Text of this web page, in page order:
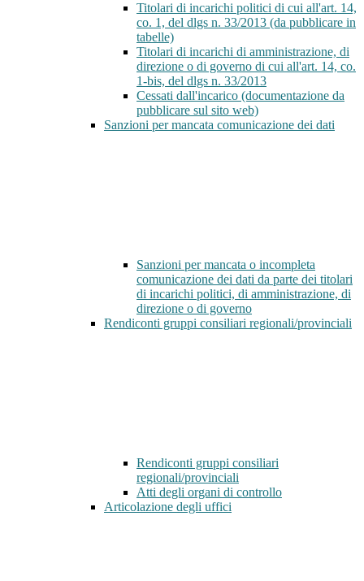
Titolari di incarichi politici di cui all'art. 14,
co. 1, del dlgs n. 33/2013 (da pubblicare in
tabelle)
Titolari di incarichi di amministrazione, di
direzione o di governo di cui all'art. 14, co.
1-bis, del dlgs n. 33/2013
Cessati dall'incarico (documentazione da
pubblicare sul sito web)
Sanzioni per mancata comunicazione dei dati
Sanzioni per mancata o incompleta
comunicazione dei dati da parte dei titolari
di incarichi politici, di amministrazione, di
direzione o di governo
Rendiconti gruppi consiliari regionali/provinciali
Rendiconti gruppi consiliari
regionali/provinciali
Atti degli organi di controllo
Articolazione degli uffici